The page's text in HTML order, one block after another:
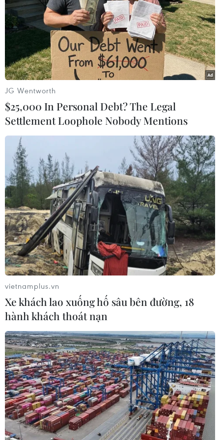
Quảng Nam: Làm rõ quyền lợi lao động vụ
công nhân nghỉ việc
11/07/2016 08:03
Sở Lao động, Thương binh và Xã hội Quảng Nam và
Công ty dệt may Panko Tam Thăng đối thoại làm rõ
quyền lợi lao động trong vụ nghỉ việc tập thể.
Bình Phước: Hơn 30 công nhân bị ngộ độc
sau bữa ăn trưa
25/07/2016 14:02
JG Wentworth
$25,000 In Personal Debt? The Legal
Settlement Loophole Nobody Mentions
vietnamplus.vn
Xe khách lao xuống hố sâu bên đường, 18
hành khách thoát nạn